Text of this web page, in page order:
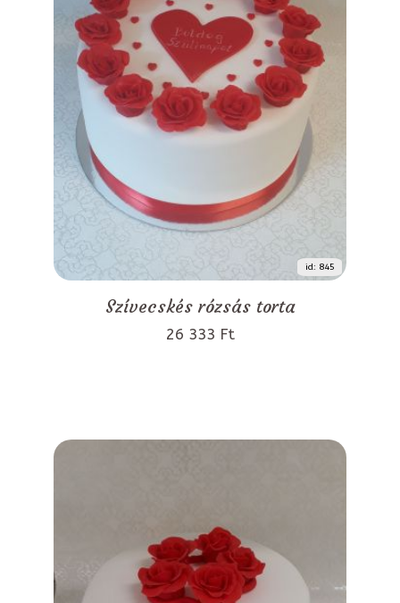
id: 845
Szívecskés rózsás torta
26 333 Ft